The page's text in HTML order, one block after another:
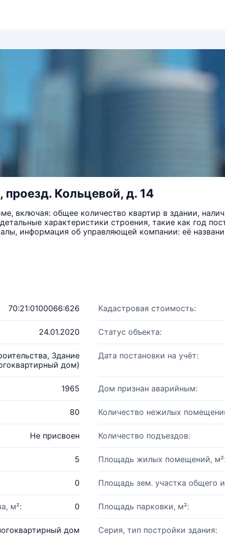
проезд. Кольцевой, д. 14
включая: общее количество квартир в здании,
характеристики строения, такие как год
информация об управляющей компании: её
70:21:0100066:626 Кадастровая стоимость:
24.01.2020 Статус объекта:
Здание
дом)
Дата постановки на учёт:
1965 Дом признан аварийным:
80 Количество нежилых
Не присвоен Количество подъездов:
5 Площадь жилых помещений, м²:
0 Площадь зем. участка общего
м²: 0 Площадь парковки, м²:
дом Серия, тип постройки здания: